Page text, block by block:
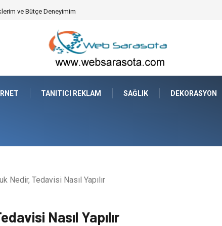
Dijitalleşmesi
TANITICI REKLAM SAĞLIK DEKORASYON
Nedir, Tedavisi Nasıl Yapılır
Nasıl Yapılır